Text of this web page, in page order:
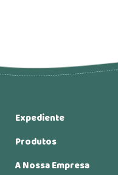
Expediente
Produtos
A Nossa Empresa